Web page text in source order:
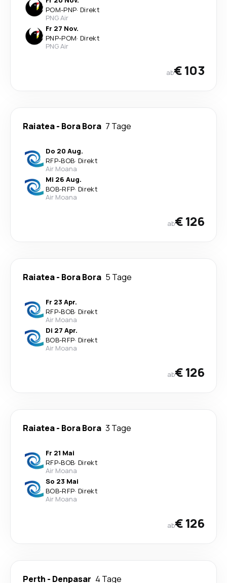
POM-PNP· Direkt
PNG Air
Fr 27 Nov.
PNP-POM· Direkt
PNG Air
ab€ 103
Raiatea- Bora Bora 7 Tage
Do 20 Aug.
RFP-BOB· Direkt
Air Moana
Mi 26 Aug.
BOB-RFP· Direkt
Air Moana
ab€ 126
Raiatea- Bora Bora 5 Tage
Fr 23 Apr.
RFP-BOB· Direkt
Air Moana
Di 27 Apr.
BOB-RFP· Direkt
Air Moana
ab€ 126
Raiatea- Bora Bora 3 Tage
Fr 21 Mai
RFP-BOB· Direkt
Air Moana
So 23 Mai
BOB-RFP· Direkt
Air Moana
ab€ 126
Perth - Denpasar 4 Tage